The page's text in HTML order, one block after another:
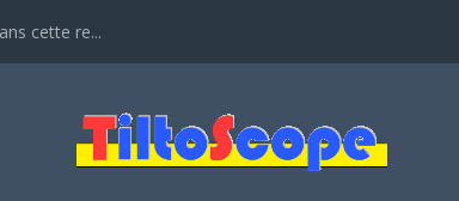
cette re...